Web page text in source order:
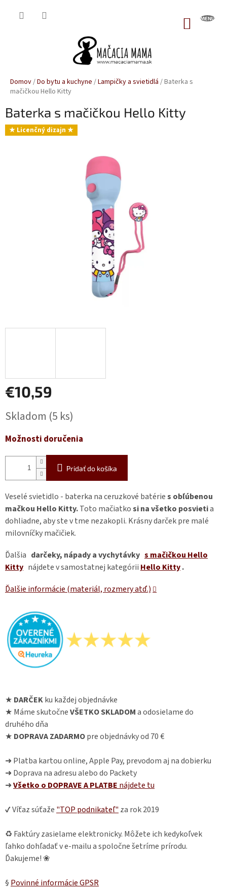
Domov/Do bytu a kuchyne /Lampičky a svietidlá /Baterka s
mačičkou Hello Kitty
Baterka s mačičkou Hello Kitty
★ Licenčný dizajn ★
€10,59
cena:
Skladom (5 ks)
Možnosti doručenia
Pridať do košíka
Veselé svietidlo - baterka na ceruzkové batéries obľúbenou
mačkou Hello Kitty.Toto mačiatkosi na všetko posvietia
dohliadne, aby ste v tme nezakopli. Krásny darček pre malé
milovníčky mačičiek.
Ďalšia darčeky, nápady a vychytávky s mačičkou Hello
Kitty nájdete v samostatnej kategórii Hello Kitty.
Ďalšie informácie (materiál, rozmery atď.)
★ DARČEKku každej objednávke
★ Máme skutočneVŠETKO SKLADOMa odosielame do
druhého dňa
★ DOPRAVA ZADARMOpre objednávky od 70 €
➜ Platba kartou online, Apple Pay, prevodom aj na dobierku
➜ Doprava na adresu alebo do Packety
➜Všetko o DOPRAVE A PLATBE nájdete tu
✔ Víťaz súťaže "TOP podnikateľ" za rok 2019
♻ Faktúry zasielame elektronicky. Môžete ich kedykoľvek
ľahko dohľadať v e-mailu a spoločne šetríme prírodu.
Ďakujeme! ❀
§ Povinné informácie GPSR